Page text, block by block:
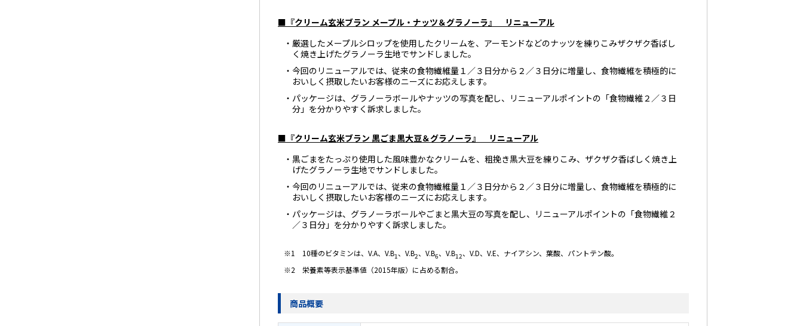
■『クリーム玄米ブラン メープル・ナッツ＆グラノーラ』 リニューアル
・厳選したメープルシロップを使用したクリームを、アーモンドなどのナッツを練りこみザクザク香ばし
く焼き上げたグラノーラ生地でサンドしました。
・今回のリニューアルでは、従来の食物繊維量１／３日分から２／３日分に増量し、食物繊維を積極的に
おいしく摂取したいお客様のニーズにお応えします。
・パッケージは、グラノーラボールやナッツの写真を配し、リニューアルポイントの「食物繊維２／３日
分」を分かりやすく訴求しました。
■『クリーム玄米ブラン 黒ごま黒大豆＆グラノーラ』 リニューアル
・黒ごまをたっぷり使用した風味豊かなクリームを、粗挽き黒大豆を練りこみ、ザクザク香ばしく焼き上
げたグラノーラ生地でサンドしました。
・今回のリニューアルでは、従来の食物繊維量１／３日分から２／３日分に増量し、食物繊維を積極的に
おいしく摂取したいお客様のニーズにお応えします。
・パッケージは、グラノーラボールやごまと黒大豆の写真を配し、リニューアルポイントの「食物繊維２
／３日分」を分かりやすく訴求しました。
※1 10種のビタミンは、V.A、V.B1、V.B2、V.B6、V.B12、V.D、V.E、ナイアシン、葉酸、パントテン酸。
※2 栄養素等表示基準値（2015年版）に占める割合。
商品概要